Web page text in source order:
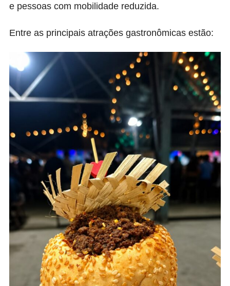
e pessoas com mobilidade reduzida.
Entre as principais atrações gastronômicas estão: